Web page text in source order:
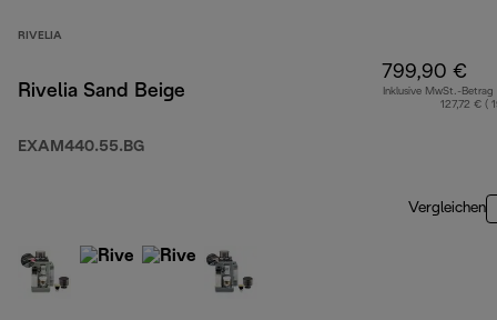
RIVELIA
Rivelia Sand Beige
EXAM440.55.BG
799,90 €
Inklusive MwSt.-Betrag
127,72 € (
Vergleichen